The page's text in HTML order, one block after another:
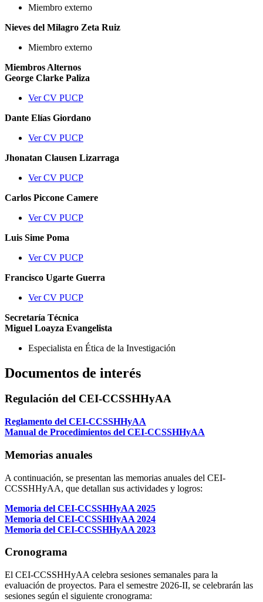
Miembro externo
Nieves del Milagro Zeta Ruiz
Miembro externo
Miembros Alternos
George Clarke Paliza
Ver CV PUCP
Dante Elías Giordano
Ver CV PUCP
Jhonatan Clausen Lizarraga
Ver CV PUCP
Carlos Piccone Camere
Ver CV PUCP
Luis Sime Poma
Ver CV PUCP
Francisco Ugarte Guerra
Ver CV PUCP
Secretaría Técnica
Miguel Loayza Evangelista
Especialista en Ética de la Investigación
Documentos de interés
Regulación del CEI-CCSSHHyAA
Reglamento del CEI-CCSSHHyAA
Manual de Procedimientos del CEI-CCSSHHyAA
Memorias anuales
A continuación, se presentan las memorias anuales del CEI-
CCSSHHyAA, que detallan sus actividades y logros:
Memoria del CEI-CCSSHHyAA 2025
Memoria del CEI-CCSSHHyAA 2024
Memoria del CEI-CCSSHHyAA 2023
Cronograma
El CEI-CCSSHHyAA celebra sesiones semanales para la
evaluación de proyectos. Para el semestre 2026-II, se celebrarán las
sesiones según el siguiente cronograma: